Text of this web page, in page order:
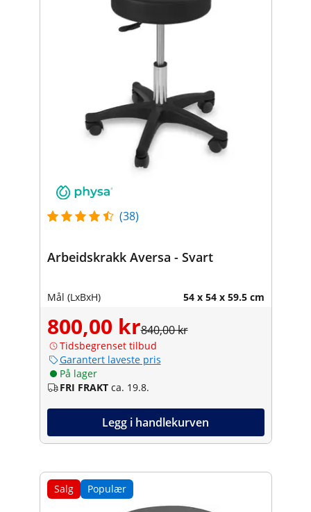
(38)
Arbeidskrakk Aversa - Svart
Mål (LxBxH) 54 x 54 x 59.5 cm
800,00 kr840,00 kr
Tidsbegrenset tilbud
Garantert laveste pris
På lager
FRI FRAKT ca. 19.8.
Legg i handlekurven
Salg Populær